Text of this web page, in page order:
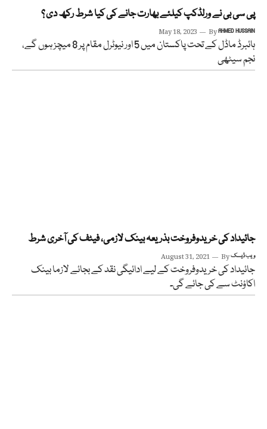
پی سی بی نے ورلڈکپ کیلئے بھارت جانے کی کیا شرط رکھ دی ؟
May 18, 2023 ByAHMED HUSSAIN
ہائبرڈ ماڈل کے تحت پاکستان میں 5 اور نیوٹرل مقام پر 8 میچز ہوں گے،
نجم سیٹھی
جائیداد کی خریدوفروخت بذریعہ بینک لازمی، فیٹف کی آخری شرط
August 31, 2021 Byویب ڈیسک
جائیداد کی خریدوفروخت کے لیے ادائیگی نقد کے بجائے لازما بینک
اکاؤنٹ سے کی جائے گی۔